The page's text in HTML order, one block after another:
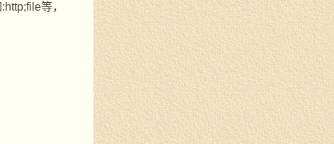
:http;file等，